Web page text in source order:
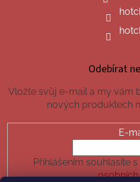
Odebírat
Vložte svůj e-mail a my vám
nových produktech
E-
Přihlášením souhlasíte